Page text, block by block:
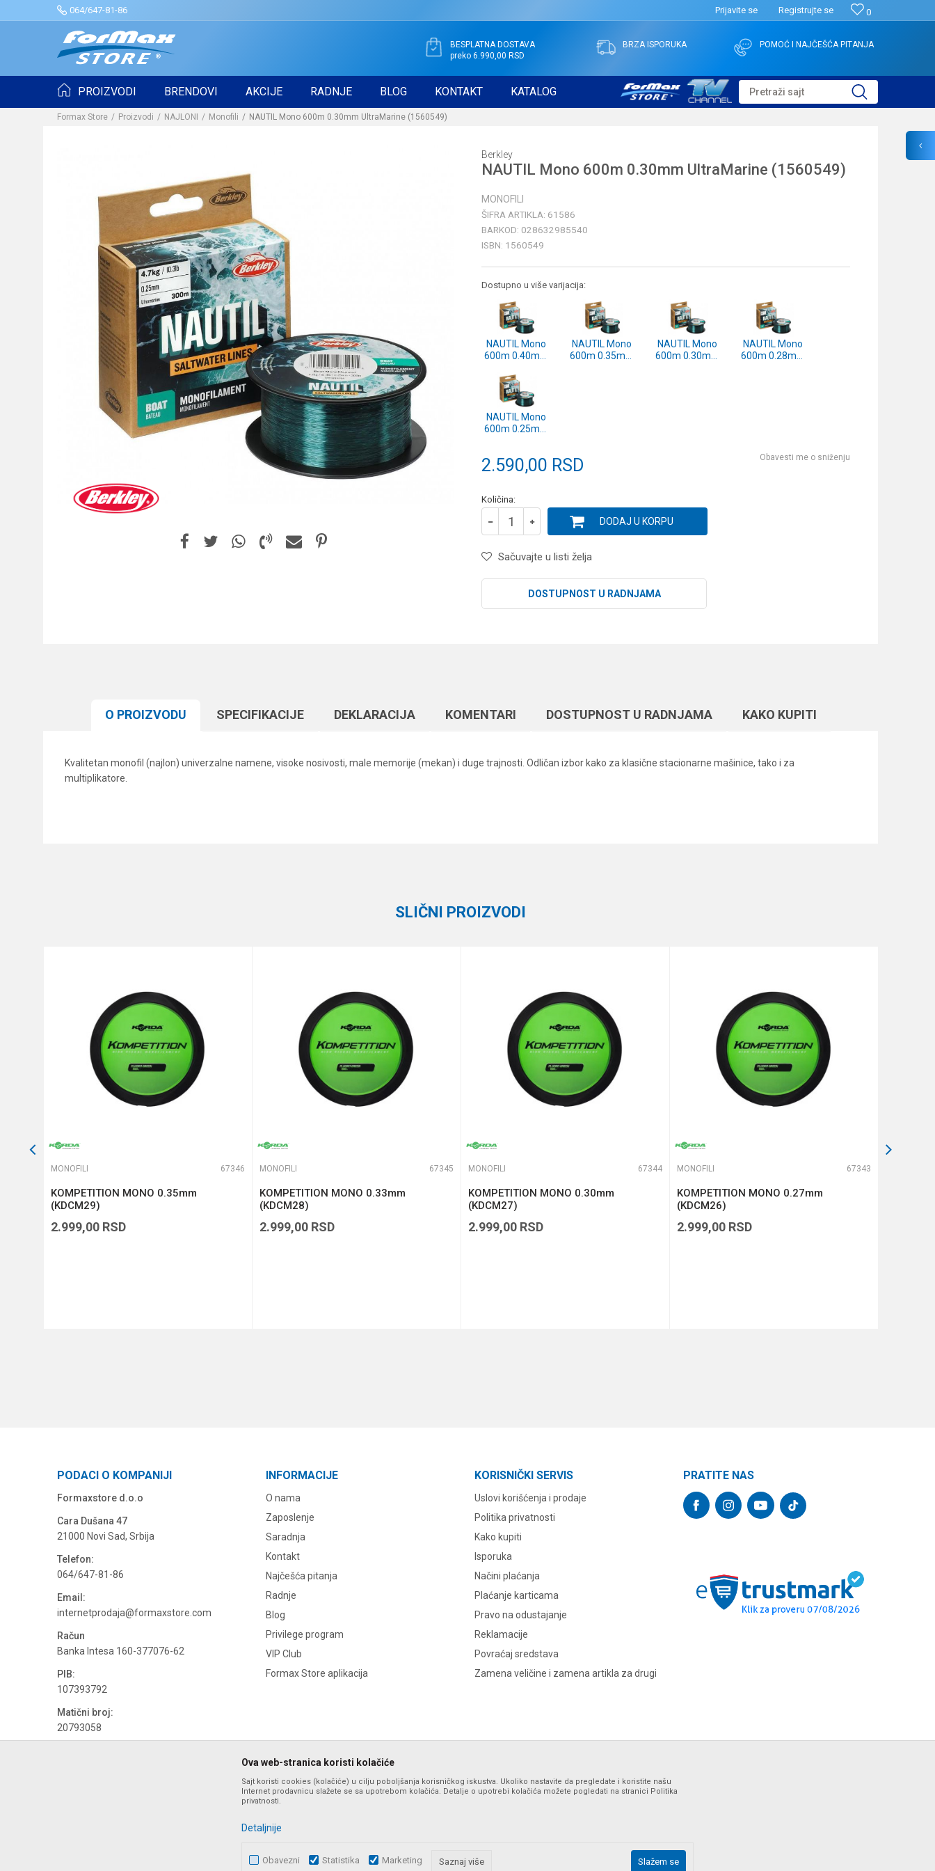
064/647-81-86 0
Prijavite se Registrujte se
BESPLATNA DOSTAVA
preko 6.990,00 RSD
BRZA ISPORUKA POMOĆ I NAJČEŠĆA PITANJA
PROIZVODI BRENDOVI AKCIJE RADNJE BLOG KONTAKT KATALOG Pretraži sajt
Formax Store Proizvodi NAJLONI Monofili NAUTIL Mono 600m 0.30mm UltraMarine (1560549)
Berkley
NAUTIL Mono 600m 0.30mm UltraMarine (1560549)
MONOFILI
ŠIFRA ARTIKLA: 61586
BARKOD: 028632985540
ISBN: 1560549
Dostupno u više varijacija:
NAUTIL Mono
600m 0.40mm
(1560551)
NAUTIL Mono
600m 0.35mm
NAUTIL Mono
600m 0.30mm
NAUTIL Mono
600m 0.28mm
NAUTIL Mono
600m 0.25mm
2.590,00 RSD Obavesti me o sniženju
Količina:
DODAJ U KORPU
Sačuvajte u listi želja
DOSTUPNOST U RADNJAMA
O PROIZVODU SPECIFIKACIJЕ DEKLARACIJA KOMENTARI DOSTUPNOST U RADNJAMA KAKO KUPITI
Kvalitetan monofil (najlon) univerzalne namene, visoke nosivosti, male memorije (mekan) i duge trajnosti. Odličan izbor kako za klasične stacionarne mašinice, tako i za
multiplikatore.
Anti-spam zaštita - izračunajte koliko je 2 + 3 :
SLIČNI PROIZVODI
MONOFILI 67346
KOMPETITION MONO 0.35mm
(KDCM29)
2.999,00 RSD
MONOFILI 67345
KOMPETITION MONO 0.33mm
(KDCM28)
2.999,00 RSD
MONOFILI 67344
KOMPETITION MONO 0.30mm
(KDCM27)
2.999,00 RSD
MONOFILI 67343
KOMPETITION MONO 0.27mm
(KDCM26)
2.999,00 RSD
PODACI O KOMPANIJI
Formaxstore d.o.o
Cara Dušana 47
21000 Novi Sad, Srbija
Telefon:
064/647-81-86
Email:
internetprodaja@formaxstore.com
Račun
Banka Intesa 160-377076-62
PIB:
107393792
Matični broj:
20793058
INFORMACIJE
O nama
Zaposlenje
Saradnja
Kontakt
Najčešća pitanja
Radnje
Blog
Privilege program
VIP Club
Formax Store aplikacija
KORISNIČKI SERVIS
Uslovi korišćenja i prodaje
Politika privatnosti
Kako kupiti
Isporuka
Načini plaćanja
Plaćanje karticama
Pravo na odustajanje
Reklamacije
Povraćaj sredstava
Zamena veličine i zamena artikla za drugi
PRATITE NAS
Nastojimo da budemo što precizniji u opisu proizvoda, prikazu slika i samih cena, ali ne možemo garantovati da su sve informacije kompletne i bez grešaka. Svi artikli prikazani na sajtu su deo naše
Ova web-stranica koristi kolačiće
Sajt koristi cookies (kolačiće) u cilju poboljšanja korisničkog iskustva. Ukoliko nastavite da pregledate i koristite našu
Internet prodavnicu slažete se sa upotrebom kolačića. Detalje o upotrebi kolačića možete pogledati na stranici Politika
privatnosti.
Detaljnije
Obavezni Statistika Marketing Saznaj više Slažem se